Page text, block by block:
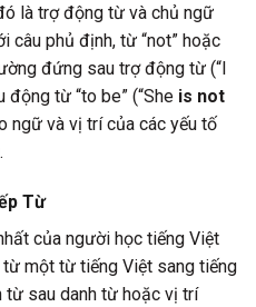
là trợ động từ và chủ ngữ
câu phủ định, từ “not” hoặc
đứng sau trợ động từ (“I
động từ “to be” (“She is not
ngữ và vị trí của các yếu tố
Từ
của người học tiếng Việt
một từ tiếng Việt sang tiếng
từ sau danh từ hoặc vị trí